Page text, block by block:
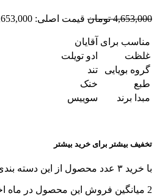
4,653,000 تومان قیمت اصلی: 4,653,000 تومان بود.
مناسب برای آقایان
غلظت
ادو تویلت
گروه بویایی
تند
طبع
خنک
مبدا برند
سوییس
تخفیف بیشتر برای خرید بیشتر
با خرید ۳ عدد محصول از این دسته بندی به در مرحله پرداخت تخفیف بگیرید!
2 میانگین فروش این محصول در ماه